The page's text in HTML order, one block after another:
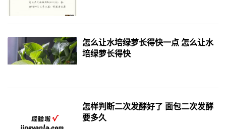
怎么让水培绿萝长得快一点 怎么让水
培绿萝长得快
怎样判断二次发酵好了 面包二次发酵
要多久